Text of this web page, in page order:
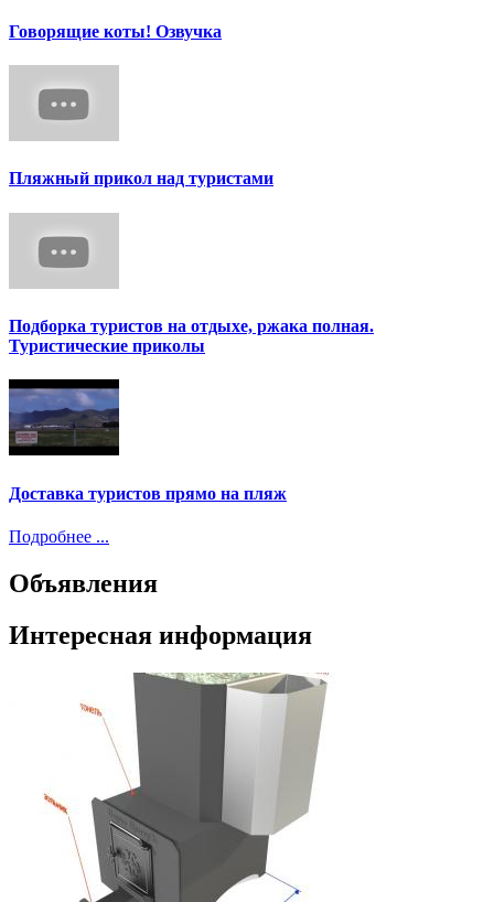
Говорящие коты! Озвучка
Пляжный прикол над туристами
Подборка туристов на отдыхе, ржака полная.
Туристические приколы
Доставка туристов прямо на пляж
Подробнее ...
Объявления
Интересная информация